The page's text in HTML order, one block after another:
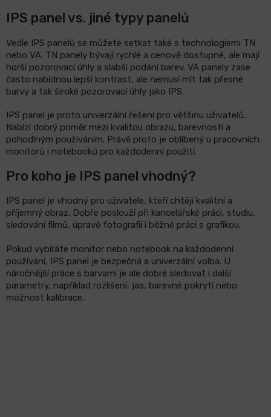
IPS panel vs. jiné typy panelů
Vedle IPS panelů se můžete setkat také s technologiemi TN
nebo VA. TN panely bývají rychlé a cenově dostupné, ale mají
horší pozorovací úhly a slabší podání barev. VA panely zase
často nabídnou lepší kontrast, ale nemusí mít tak přesné
barvy a tak široké pozorovací úhly jako IPS.
IPS panel je proto univerzální řešení pro většinu uživatelů.
Nabízí dobrý poměr mezi kvalitou obrazu, barevností a
pohodlným používáním. Právě proto je oblíbený u pracovních
monitorů i notebooků pro každodenní použití.
Pro koho je IPS panel vhodný?
IPS panel je vhodný pro uživatele, kteří chtějí kvalitní a
příjemný obraz. Dobře poslouží při kancelářské práci, studiu,
sledování filmů, úpravě fotografií i běžné práci s grafikou.
Pokud vybíráte monitor nebo notebook na každodenní
používání, IPS panel je bezpečná a univerzální volba. U
náročnější práce s barvami je ale dobré sledovat i další
parametry, například rozlišení, jas, barevné pokrytí nebo
možnost kalibrace.